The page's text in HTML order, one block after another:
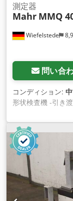
Wiefelstede
測定器
Mahr MMQ
問い合
コンディション:
形状検査機 -引き
破損（キャリッ
スター タイプ
属品: 校正および
Aleua Nl Ej Ajrf -